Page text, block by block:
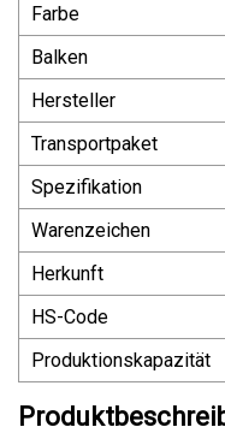
Farbe
Balken
Hersteller
Transportpaket
Spezifikation
Warenzeichen
Herkunft
HS-Code
Produktionskapazität